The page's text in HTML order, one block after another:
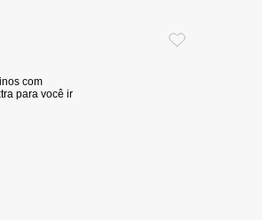
com
para você ir